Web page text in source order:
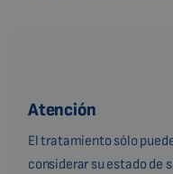
Atención
El tratamiento sólo
considerar su estado de